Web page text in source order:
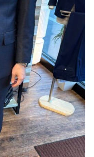
式
LINE